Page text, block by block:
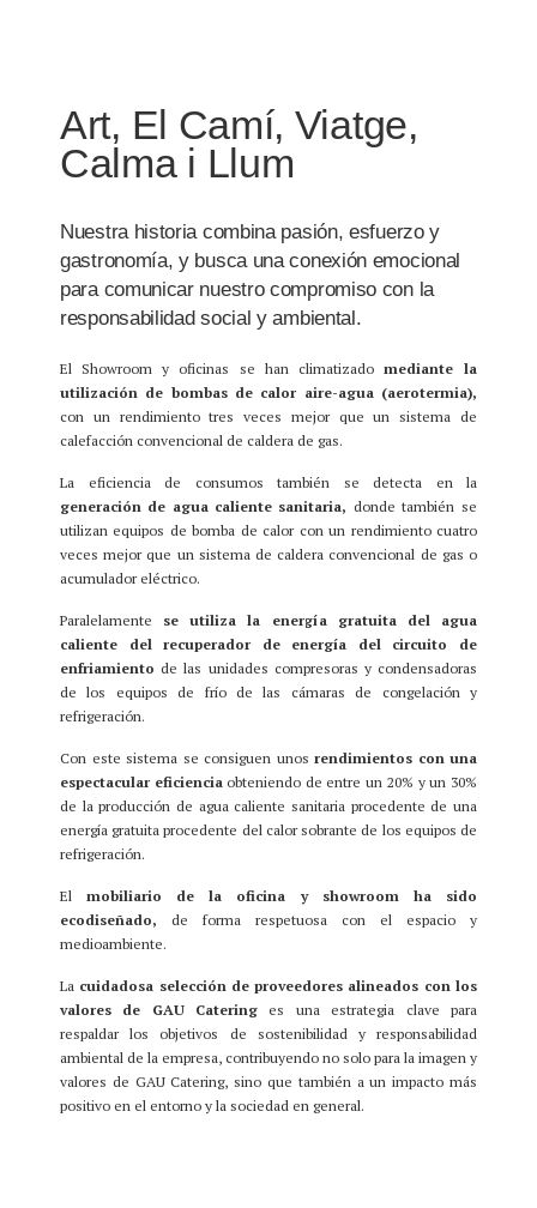
Art, El Camí, Viatge,
Calma i Llum
Nuestra historia combina pasión, esfuerzo y
gastronomía, y busca una conexión emocional
para comunicar nuestro compromiso con la
responsabilidad social y ambiental.
El Showroom y oficinas se han climatizado mediante la
utilización de bombas de calor aire-agua (aerotermia),
con un rendimiento tres veces mejor que un sistema de
calefacción convencional de caldera de gas.
La eficiencia de consumos también se detecta en la
generación de agua caliente sanitaria, donde también se
utilizan equipos de bomba de calor con un rendimiento cuatro
veces mejor que un sistema de caldera convencional de gas o
acumulador eléctrico.
Paralelamente se utiliza la energía gratuita del agua
caliente del recuperador de energía del circuito de
enfriamiento de las unidades compresoras y condensadoras
de los equipos de frío de las cámaras de congelación y
refrigeración.
Con este sistema se consiguen unos rendimientos con una
espectacular eficiencia obteniendo de entre un 20% y un 30%
de la producción de agua caliente sanitaria procedente de una
energía gratuita procedente del calor sobrante de los equipos de
refrigeración.
El mobiliario de la oficina y showroom ha sido
ecodiseñado, de forma respetuosa con el espacio y
medioambiente.
La cuidadosa selección de proveedores alineados con los
valores de GAU Catering es una estrategia clave para
respaldar los objetivos de sostenibilidad y responsabilidad
ambiental de la empresa, contribuyendo no solo para la imagen y
valores de GAU Catering, sino que también a un impacto más
positivo en el entorno y la sociedad en general.